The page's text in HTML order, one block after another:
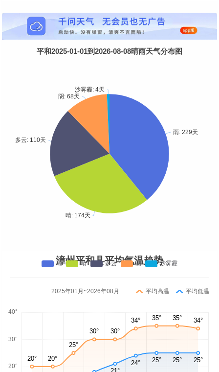
平和2025-01-01到2026-08-08晴雨天气分布图
漳州平和县平均气温趋势
2025年01月~2026年08月 平均高温 平均低温